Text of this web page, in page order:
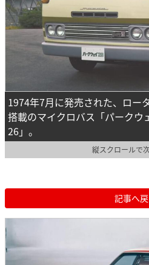
1974年7月に発売された、ロー
搭載のマイクロバス「パークウ
26」。
縦スクロールで
記事へ